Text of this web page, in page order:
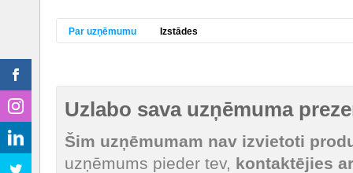
Par uzņēmumu Izstādes
Uzlabo sava uzņēmuma
Šim uzņēmumam nav izvietoti
uzņēmums pieder tev, kontaktējies